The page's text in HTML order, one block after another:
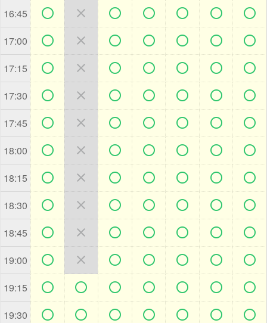
16:45       
17:00       
17:15       
17:30       
17:45       
18:00       
18:15       
18:30       
18:45       
19:00       
19:15       
19:30       